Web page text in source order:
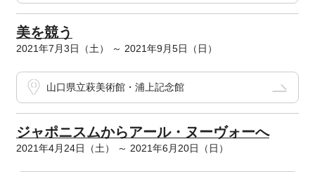
美を競う
2021年7月3日（土） ～ 2021年9月5日（日）
山口県立萩美術館・浦上記念館
ジャポニスムからアール・ヌーヴォーへ
2021年4月24日（土） ～ 2021年6月20日（日）